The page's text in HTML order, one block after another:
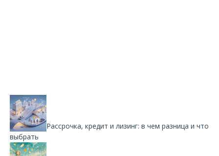
Рассрочка, кредит и лизинг: в чем разница и что
выбрать